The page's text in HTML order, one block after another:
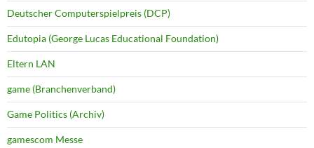
Deutscher Computerspielpreis (DCP)
Edutopia (George Lucas Educational Foundation)
Eltern LAN
game (Branchenverband)
Game Politics (Archiv)
gamescom Messe